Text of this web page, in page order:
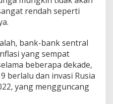
rendah seperti
bank-bank sentral
yang sempat
beberapa dekade,
berlalu dan invasi Rusia
yang mengguncang